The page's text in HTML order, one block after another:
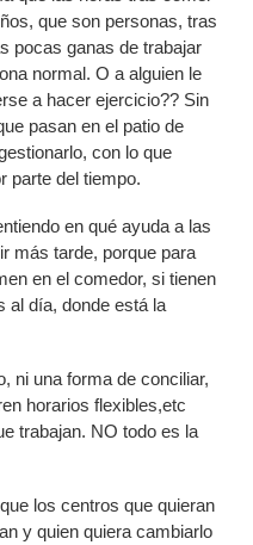
que son personas, tras
pocas ganas de trabajar
normal. O a alguien le
a hacer ejercicio?? Sin
pasan en el patio de
con lo que
parte del tiempo.
en qué ayuda a las
más tarde, porque para
en el comedor, si tienen
al día, donde está la
ni una forma de conciliar,
horarios flexibles,etc
trabajan. NO todo es la
los centros que quieran
y quien quiera cambiarlo